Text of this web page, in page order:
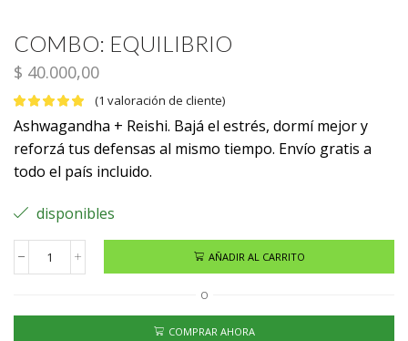
COMBO: EQUILIBRIO
$ 40.000,00
(1 valoración de cliente)
Ashwagandha + Reishi. Bajá el estrés, dormí mejor y
reforzá tus defensas al mismo tiempo. Envío gratis a
todo el país incluido.
disponibles
AÑADIR AL CARRITO
O
COMPRAR AHORA